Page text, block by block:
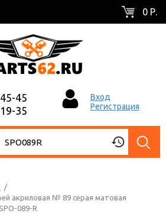
0 Р.
45
35
Вход
Регистрация
/
акриловая № 89 серая матовая
089-R